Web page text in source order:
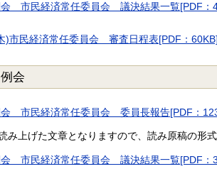
会 市民経済常任委員会 議決結果一覧[PDF：
)市民経済常任委員会 審査日程表[PDF：
会
会 市民経済常任委員会 委員長報告[PDF：
み上げた文章となりますので、読み原稿の形
会 市民経済常任委員会 議決結果一覧[PDF：